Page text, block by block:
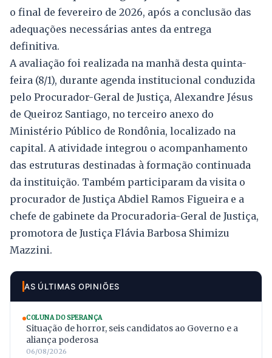
o final de fevereiro de 2026, após a conclusão das
adequações necessárias antes da entrega
definitiva.
A avaliação foi realizada na manhã desta quinta-
feira (8/1), durante agenda institucional conduzida
pelo Procurador-Geral de Justiça, Alexandre Jésus
de Queiroz Santiago, no terceiro anexo do
Ministério Público de Rondônia, localizado na
capital. A atividade integrou o acompanhamento
das estruturas destinadas à formação continuada
da instituição. Também participaram da visita o
procurador de Justiça Abdiel Ramos Figueira e a
chefe de gabinete da Procuradoria-Geral de Justiça,
promotora de Justiça Flávia Barbosa Shimizu
Mazzini.
AS ÚLTIMAS OPINIÕES
COLUNA DO SPERANÇA
Situação de horror, seis candidatos ao Governo e a
aliança poderosa
06/08/2026